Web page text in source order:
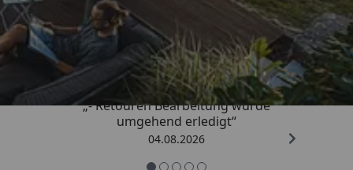
Trusted Shops
4,81/ 5
„- Retouren Bearbeitung wurde
umgehend erledigt“
04.08.2026